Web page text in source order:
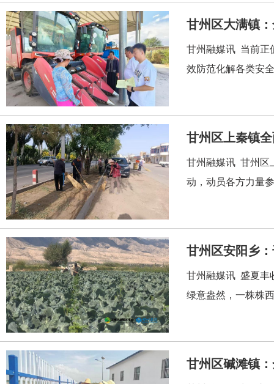
甘州区大满镇
甘州融媒讯 当前正
效防范化解各类安
甘州区上秦镇
甘州融媒讯 甘州区
动，动员各方力量
甘州区安阳乡
甘州融媒讯 盛夏丰
绿意盎然，一株株
甘州区碱滩镇